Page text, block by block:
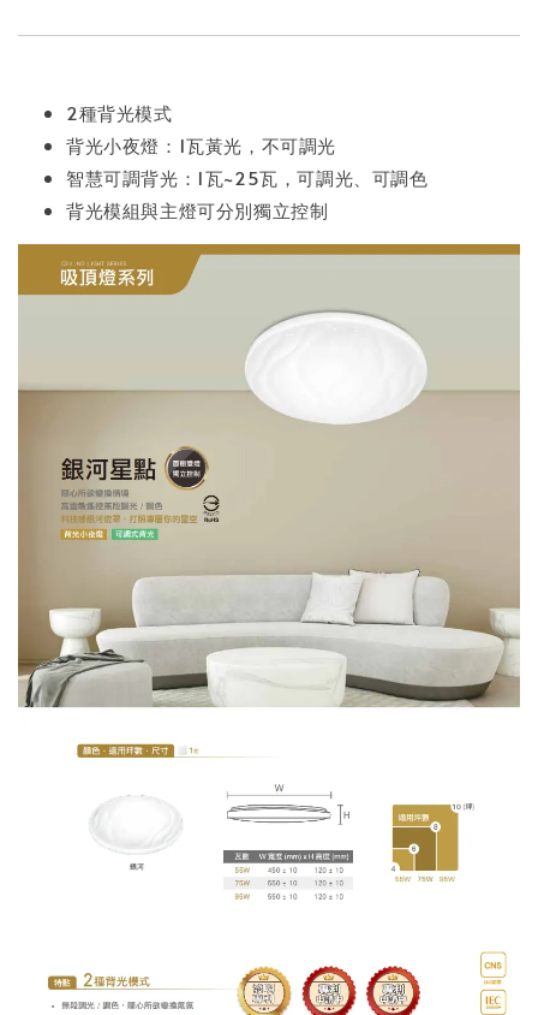
2種背光模式
背光小夜燈：1瓦黃光，不可調光
智慧可調背光：1瓦~25瓦，可調光、可調色
背光模組與主燈可分別獨立控制